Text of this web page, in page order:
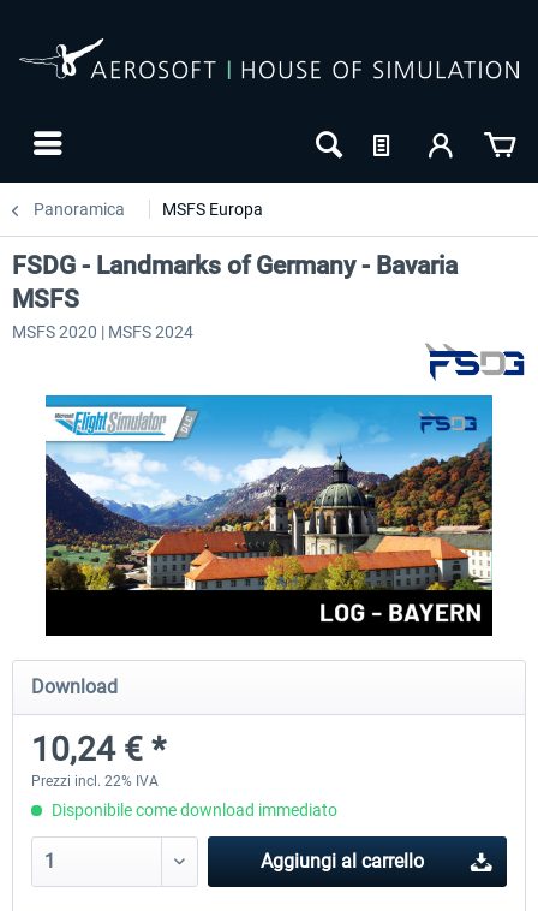
Panoramica MSFS Europa
Aerosoft Airport Cologne/Bonn sim-wings Hamburg
FSDG - Landmarks of Germany - Bavaria
MSFS
MSFS 2020 | MSFS 2024
Download
10,24 € *
Prezzi incl. 22% IVA
Disponibile come download immediato
Aggiungi al carrello